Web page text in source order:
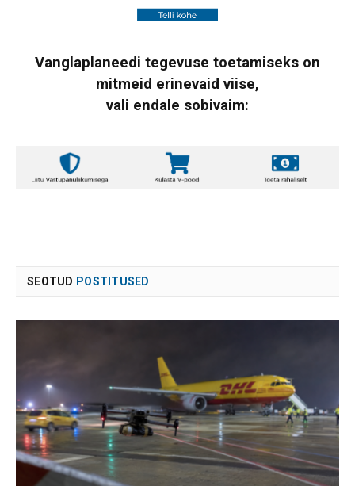
Vanglaplaneedi tegevuse toetamiseks on
mitmeid erinevaid viise,
vali endale sobivaim:
SEOTUD POSTITUSED